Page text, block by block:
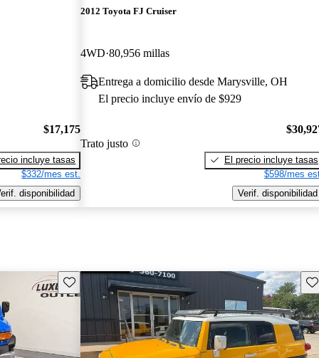
$17,175
incluye tasas
$332/mes est.
disponibilidad
2012 Toyota FJ Cruiser
4WD 80,956 millas
Entrega a domicilio desde Marysville, OH
El precio incluye envío de $929
Trato justo
El precio incluye tasas
$598/mes
Verif. disponibilidad
Guarda este Aviso